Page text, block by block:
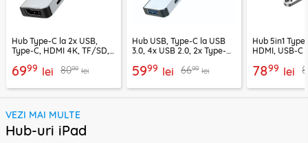
Hub Type-C la 2x USB,
Type-C, HDMI 4K, TF/SD,
6999 lei 8099 lei
Hub USB, Type-C la USB
3.0, 4x USB 2.0, 2x Type-C
5999 lei 6699 lei
Hub 5in1
HDMI, USB-C
7899 lei
VEZI MAI MULTE
Hub-uri iPad